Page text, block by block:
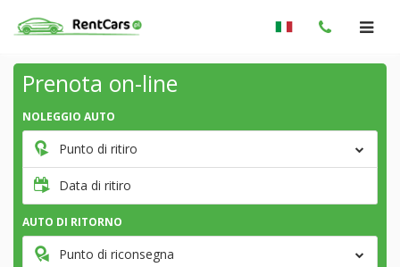
Prenota on-line
NOLEGGIO AUTO
Punto di ritiro
Data di ritiro
AUTO DI RITORNO
Punto di riconsegna